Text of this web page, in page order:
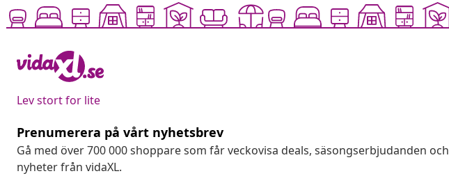
Lev stort for lite
Prenumerera på vårt nyhetsbrev
Gå med över 700 000 shoppare som får veckovisa deals, säsongserbjudanden och
nyheter från vidaXL.